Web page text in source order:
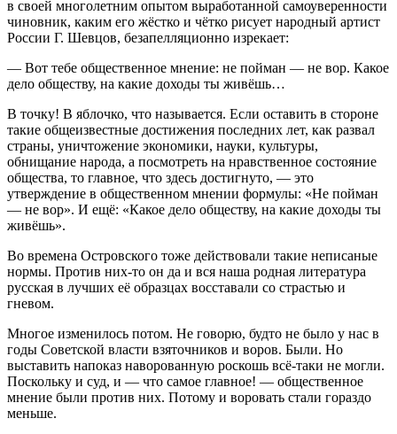
в своей многолетним опытом выработанной самоуверенности
чиновник, каким его жёстко и чётко рисует народный артист
России Г. Шевцов, безапелляционно изрекает:
— Вот тебе общественное мнение: не пойман — не вор. Какое
дело обществу, на какие доходы ты живёшь…
В точку! В яблочко, что называется. Если оставить в стороне
такие общеизвестные достижения последних лет, как развал
страны, уничтожение экономики, науки, культуры,
обнищание народа, а посмотреть на нравственное состояние
общества, то главное, что здесь достигнуто, — это
утверждение в общественном мнении формулы: «Не пойман
— не вор». И ещё: «Какое дело обществу, на какие доходы ты
живёшь».
Во времена Островского тоже действовали такие неписаные
нормы. Против них-то он да и вся наша родная литература
русская в лучших её образцах восставали со страстью и
гневом.
Многое изменилось потом. Не говорю, будто не было у нас в
годы Советской власти взяточников и воров. Были. Но
выставить напоказ наворованную роскошь всё-таки не могли.
Поскольку и суд, и — что самое главное! — общественное
мнение были против них. Потому и воровать стали гораздо
меньше.